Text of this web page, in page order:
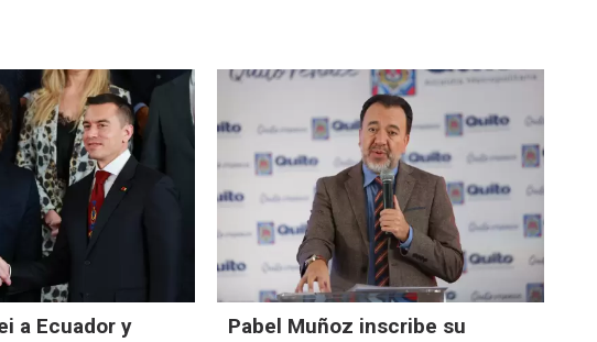
a Ecuador y
Pabel Muñoz inscribe su